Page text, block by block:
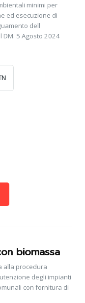
minimi per
ed esecuzione di
dell
DM. 5 Agosto 2024
biomassa
alla procedura
degli impianti
con fornitura di